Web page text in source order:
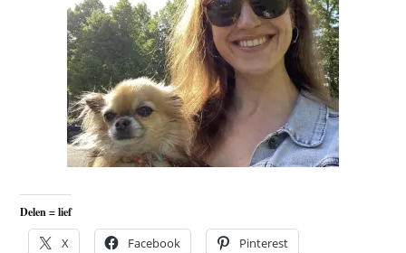
Delen = lief
X Facebook Pinterest